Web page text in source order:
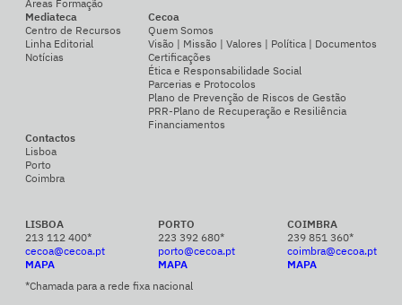
Áreas Formação
Mediateca
Centro de Recursos
Linha Editorial
Notícias
Cecoa
Quem Somos
Visão | Missão | Valores | Política | Documentos
Certificações
Ética e Responsabilidade Social
Parcerias e Protocolos
Plano de Prevenção de Riscos de Gestão
PRR-Plano de Recuperação e Resiliência
Financiamentos
Contactos
Lisboa
Porto
Coimbra
LISBOA
213 112 400*
cecoa@cecoa.pt
MAPA
PORTO
223 392 680*
porto@cecoa.pt
MAPA
COIMBRA
239 851 360*
coimbra@cecoa.pt
MAPA
*Chamada para a rede fixa nacional